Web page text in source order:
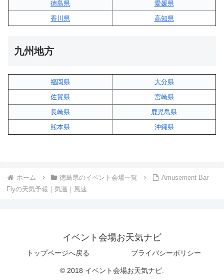
徳島県
愛媛県
香川県
高知県
九州地方
福岡県
大分県
佐賀県
宮崎県
長崎県
鹿児島県
熊本県
沖縄県
ホーム 徳島県のイベント会場一覧
Amusement Bar
Flyの天気予報｜気温｜風速
イベント会場お天気ナビ
トップページへ戻る プライバシーポリシー
© 2018 イベント会場お天気ナビ.